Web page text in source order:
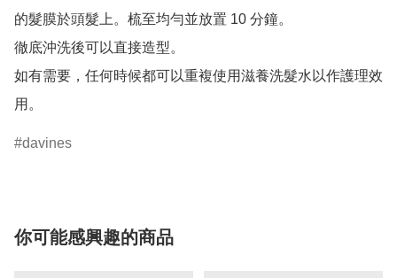
的髮膜於頭髮上。梳至均勻並放置 10 分鐘。
徹底沖洗後可以直接造型。
如有需要，任何時候都可以重複使用滋養洗髮水以作護理效
用。
davines
你可能感興趣的商品